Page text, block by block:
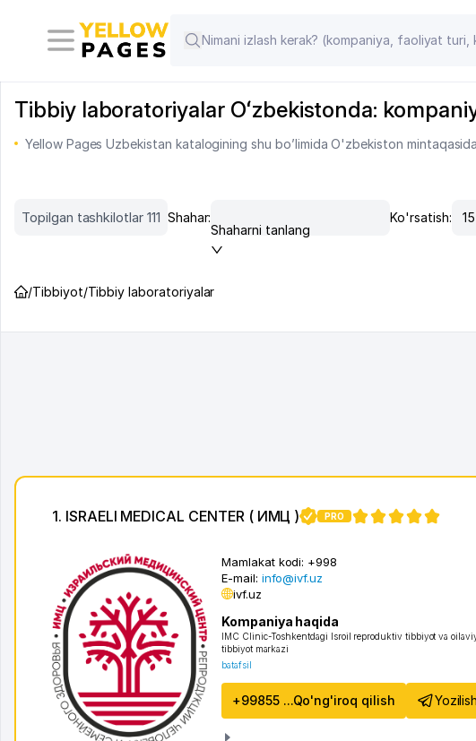
Tibbiy laboratoriyalar Oʻzbekistonda:
Yellow Pages Uzbekistan katalogining shu bo’limida O'zbekiston
Topilgan tashkilotlar 111 Shahar:
Shaharni tanlang
Ko'rsatish:
/Tibbiyot/Tibbiy laboratoriyalar
1. ISRAELI MEDICAL CENTER ( ИМЦ ) PRO
Mamlakat kodi: +998
E-mail: info@ivf.uz
ivf.uz
Kompaniya haqida
IMC Clinic-Toshkentdagi Isroil reproduktiv tibbiyot va
tibbiyot markazi
batafsil
+99855 ...Qo'ng'iroq qilish Yozilish